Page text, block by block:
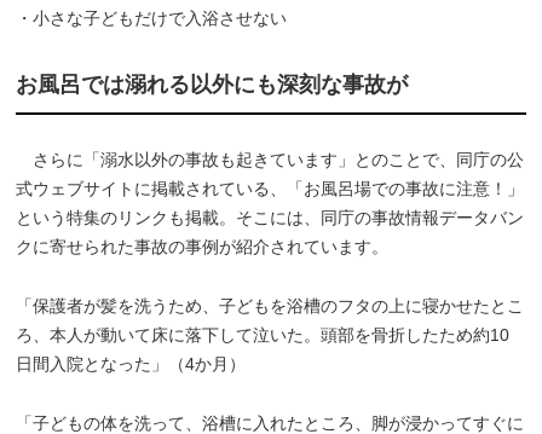
・小さな子どもだけで入浴させない
お風呂では溺れる以外にも深刻な事故が
さらに「溺水以外の事故も起きています」とのことで、同庁の公
式ウェブサイトに掲載されている、「お風呂場での事故に注意！」
という特集のリンクも掲載。そこには、同庁の事故情報データバン
クに寄せられた事故の事例が紹介されています。
「保護者が髪を洗うため、子どもを浴槽のフタの上に寝かせたとこ
ろ、本人が動いて床に落下して泣いた。頭部を骨折したため約10
日間入院となった」（4か月）
「子どもの体を洗って、浴槽に入れたところ、脚が浸かってすぐに